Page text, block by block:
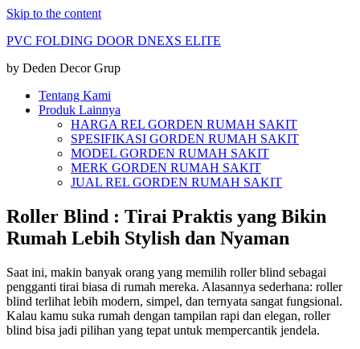
Skip to the content
PVC FOLDING DOOR DNEXS ELITE
by Deden Decor Grup
Tentang Kami
Produk Lainnya
HARGA REL GORDEN RUMAH SAKIT
SPESIFIKASI GORDEN RUMAH SAKIT
MODEL GORDEN RUMAH SAKIT
MERK GORDEN RUMAH SAKIT
JUAL REL GORDEN RUMAH SAKIT
Roller Blind : Tirai Praktis yang Bikin
Rumah Lebih Stylish dan Nyaman
Saat ini, makin banyak orang yang memilih roller blind sebagai
pengganti tirai biasa di rumah mereka. Alasannya sederhana: roller
blind terlihat lebih modern, simpel, dan ternyata sangat fungsional.
Kalau kamu suka rumah dengan tampilan rapi dan elegan, roller
blind bisa jadi pilihan yang tepat untuk mempercantik jendela.